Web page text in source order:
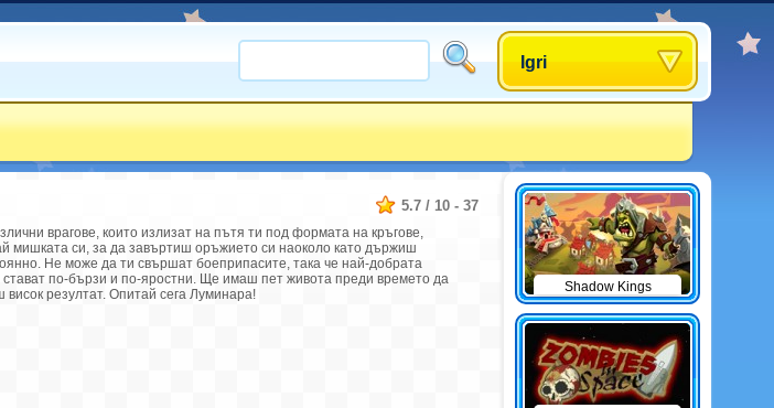
Igri
5.7 / 10 - 37
врагове, които излизат на пътя ти под формата на кръгове,
мишката си, за да завъртиш оръжието си наоколо като държиш
Не може да ти свършат боеприпасите, така че най-добрата
по-бързи и по-яростни. Ще имаш пет живота преди времето да
резултат. Опитай сега Луминара!
Shadow Kings